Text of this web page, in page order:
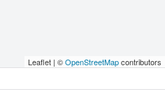
Leaflet | ©OpenStreetMapcontributors